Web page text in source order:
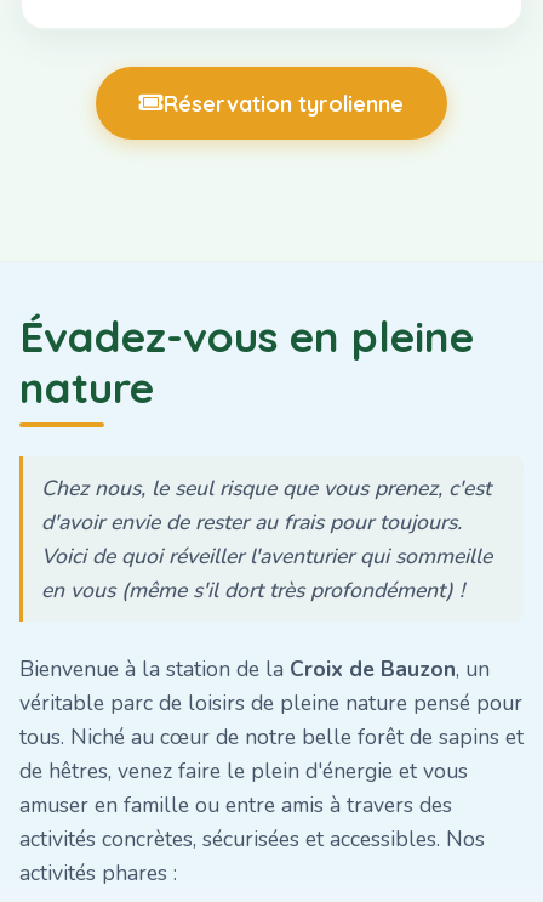
Réservation tyrolienne
Évadez-vous en pleine
nature
Chez nous, le seul risque que vous prenez, c'est
d'avoir envie de rester au frais pour toujours.
Voici de quoi réveiller l'aventurier qui sommeille
en vous (même s'il dort très profondément) !
Bienvenue à la station de la Croix de Bauzon, un
véritable parc de loisirs de pleine nature pensé pour
tous. Niché au cœur de notre belle forêt de sapins et
de hêtres, venez faire le plein d'énergie et vous
amuser en famille ou entre amis à travers des
activités concrètes, sécurisées et accessibles. Nos
activités phares :